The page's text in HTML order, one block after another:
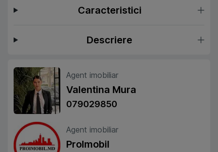
Caracteristici
Descriere
Agent imobiliar
Valentina Mura
079029850
Agent imobiliar
ProImobil